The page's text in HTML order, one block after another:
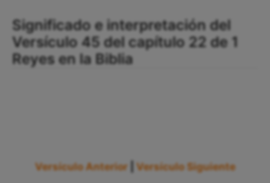
Significado e interpretación del
Versículo 45 del capítulo 22 de 1
Reyes en la Biblia
Versículo Anterior Versículo Siguiente